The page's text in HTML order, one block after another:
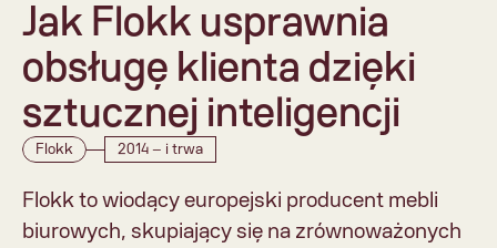
Jak Flokk usprawnia
obsługę klienta dzięki
sztucznej inteligencji
Flokk 2014 – i trwa
Flokk to wiodący europejski producent mebli
biurowych, skupiający się na zrównoważonych